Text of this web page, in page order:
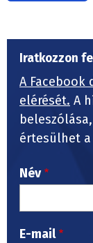
Iratkozzon
A
elérését. A
értesülhet
Név
E-mail